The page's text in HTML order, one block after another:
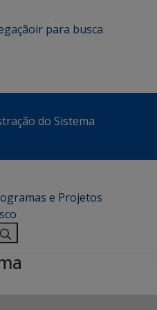
ir para busca
do Sistema
e Projetos